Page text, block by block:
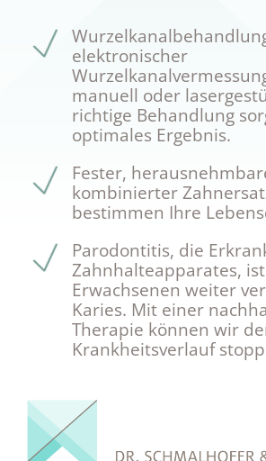
elektronischer
manuell oder
richtige Behandlung
optimales Ergebnis.
Fester,
kombinierter
bestimmen Ihre
Parodontitis, die
Zahnhalteapparates,
Erwachsenen weiter
Karies. Mit einer
Therapie können wir
Krankheitsverlauf